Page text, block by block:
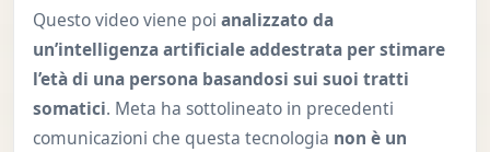
Questo video viene poi analizzato da
un’intelligenza artificiale addestrata per stimare
l’età di una persona basandosi sui suoi tratti
somatici. Meta ha sottolineato in precedenti
comunicazioni che questa tecnologia non è un